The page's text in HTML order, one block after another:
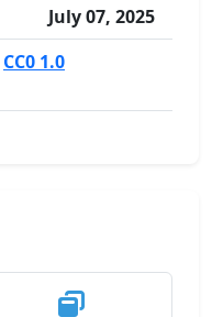
July 07, 2025
CC0 1.0